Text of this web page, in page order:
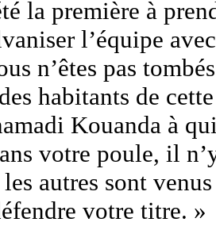
la première à
l’équipe
n’êtes pas
habitants de
Kouanda à
votre poule, il
autres sont
votre titre. »